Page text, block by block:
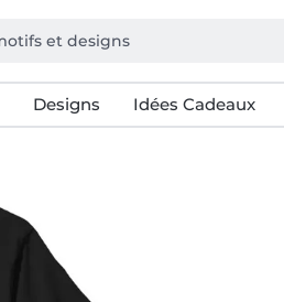
Designs Idées Cadeaux